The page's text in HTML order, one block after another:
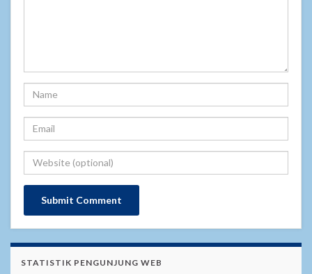
STATISTIK PENGUNJUNG WEB